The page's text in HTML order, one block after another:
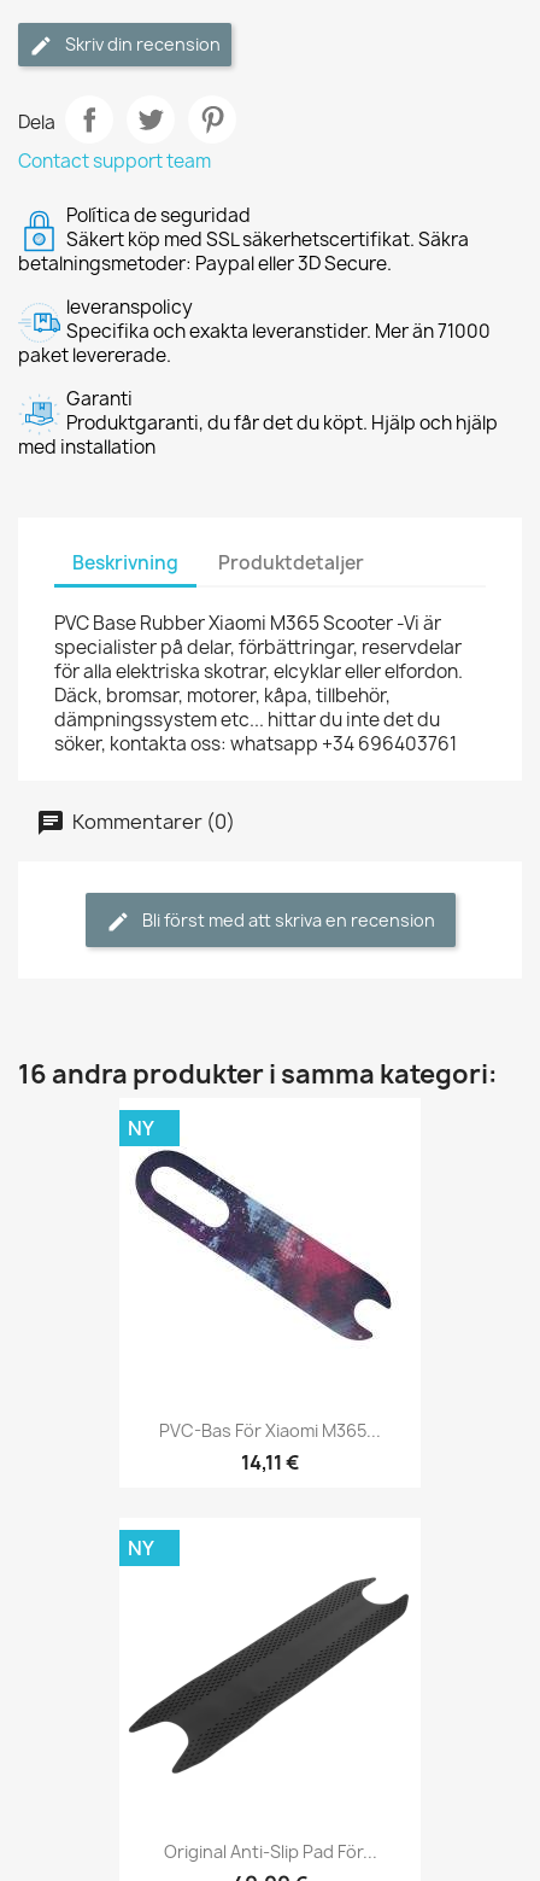
Skriv din recension
Dela
Contact support team
Política de seguridad
Säkert köp med SSL säkerhetscertifikat. Säkra
betalningsmetoder: Paypal eller 3D Secure.
leveranspolicy
Specifika och exakta leveranstider. Mer än 71000
paket levererade.
Garanti
Produktgaranti, du får det du köpt. Hjälp och hjälp
med installation
Beskrivning Produktdetaljer
PVC Base Rubber Xiaomi M365 Scooter -Vi är
specialister på delar, förbättringar, reservdelar
för alla elektriska skotrar, elcyklar eller elfordon.
Däck, bromsar, motorer, kåpa, tillbehör,
dämpningssystem etc... hittar du inte det du
söker, kontakta oss: whatsapp +34 696403761
Kommentarer (0)
Bli först med att skriva en recension
16 andra produkter i samma kategori:
PVC-Bas För Xiaomi M365...
14,11 €
NY
Original Anti-Slip Pad För...
NY